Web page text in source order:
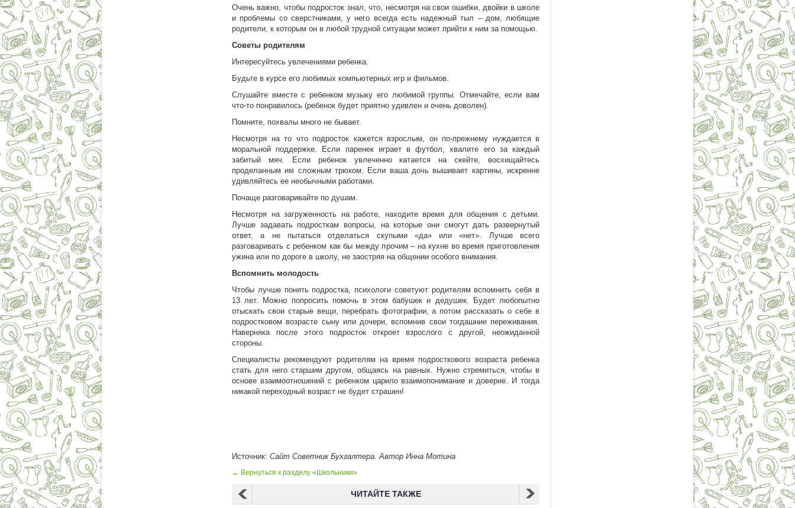
Очень важно, чтобы подросток знал, что, несмотря на свои ошибки, двойки в школе
и проблемы со сверстниками, у него всегда есть надежный тыл – дом, любящие
родители, к которым он в любой трудной ситуации может прийти к ним за помощью.
Советы родителям
Интересуйтесь увлечениями ребенка.
Будьте в курсе его любимых компьютерных игр и фильмов.
Слушайте вместе с ребенком музыку его любимой группы. Отмечайте, если вам
что-то понравилось (ребенок будет приятно удивлен и очень доволен).
Помните, похвалы много не бывает.
Несмотря на то что подросток кажется взрослым, он по-прежнему нуждается в
моральной поддержке. Если паренек играет в футбол, хвалите его за каждый
забитый мяч. Если ребенок увлеченно катается на скейте, восхищайтесь
проделанным им сложным трюком. Если ваша дочь вышивает картины, искренне
удивляйтесь ее необычными работами.
Почаще разговаривайте по душам.
Несмотря на загруженность на работе, находите время для общения с детьми.
Лучше задавать подросткам вопросы, на которые они смогут дать развернутый
ответ, а не пытаться отделаться скупыми «да» или «нет». Лучше всего
разговаривать с ребенком как бы между прочим – на кухне во время приготовления
ужина или по дороге в школу, не заостряя на общении особого внимания.
Вспомнить молодость
Чтобы лучше понять подростка, психологи советуют родителям вспомнить себя в
13 лет. Можно попросить помочь в этом бабушек и дедушек. Будет любопытно
отыскать свои старые вещи, перебрать фотографии, а потом рассказать о себе в
подростковом возрасте сыну или дочери, вспомнив свои тогдашние переживания.
Наверняка после этого подросток откроет взрослого с другой, неожиданной
стороны.
Специалисты рекомендуют родителям на время подросткового возраста ребенка
стать для него старшим другом, общаясь на равных. Нужно стремиться, чтобы в
основе взаимоотношений с ребенком царило взаимопонимание и доверие. И тогда
никакой переходный возраст не будет страшен!
Источник: Сайт Советник Бухгалтера. Автор Инна Мотина
← Вернуться к разделу «Школьники»
ЧИТАЙТЕ ТАКЖЕ